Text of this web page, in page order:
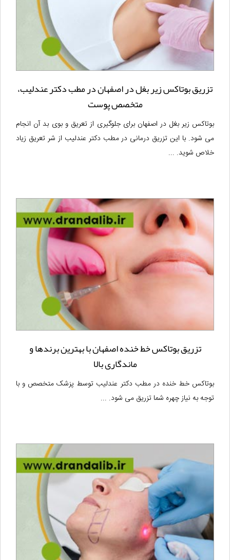
تزریق بوتاکس زیر بغل در اصفهان در مطب دکتر عندلیب،
متخصص پوست
بوتاکس زیر بغل در اصفهان برای جلوگیری از تعریق و بوی بد آن انجام
می شود. با این تزریق درمانی در مطب دکتر عندلیب از شر تعریق زیاد
خلاص شوید. ...
تزریق بوتاکس خط خنده اصفهان با بهترین برندها و
ماندگاری بالا
بوتاکس خط خنده در مطب دکتر عندلیب توسط پزشک متخصص و با
توجه به نیاز چهره شما تزریق می شود. ...